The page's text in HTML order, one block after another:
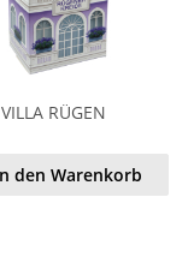
VILLA RÜGEN
den Warenkorb